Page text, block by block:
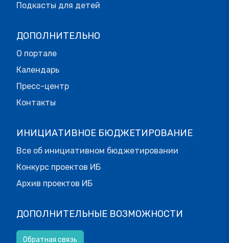
Подкасты для детей
ДОПОЛНИТЕЛЬНО
О портале
Календарь
Пресс-центр
Контакты
ИНИЦИАТИВНОЕ БЮДЖЕТИРОВАНИЕ
Все об инициативном бюджетировании
Конкурс проектов ИБ
Архив проектов ИБ
ДОПОЛНИТЕЛЬНЫЕ ВОЗМОЖНОСТИ
Обратная связь